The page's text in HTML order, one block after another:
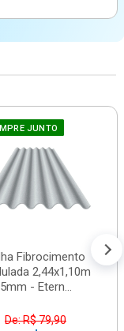
JUNTO
Fibrocimento
2,44x1,10m
5mm - Etern...
De: R$ 79,90